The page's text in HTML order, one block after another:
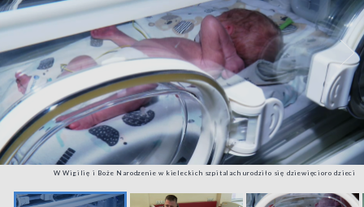
W Wigilię i Boże Narodzenie w kieleckich szpitalach urodziło się dziewięcioro dzieci